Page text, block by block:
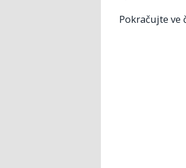
Pokračujte ve